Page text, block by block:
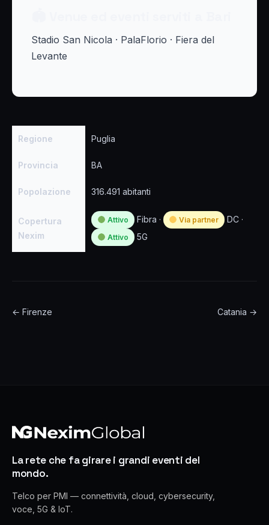
Stadio San Nicola · PalaFlorio · Fiera del
Levante
Regione Puglia
Provincia BA
Popolazione 316.491 abitanti
Copertura
Nexim
Attivo Fibra · Via partner DC ·
Attivo 5G
← Firenze Catania →
La rete che fa girare i grandi eventi del
mondo.
Telco per PMI — connettività, cloud, cybersecurity,
voce, 5G & IoT.